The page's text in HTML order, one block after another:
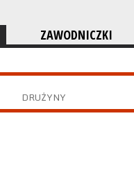
ZAWODNICZKI
DRUŻYNY